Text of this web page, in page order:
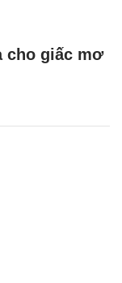
cho giấc mơ